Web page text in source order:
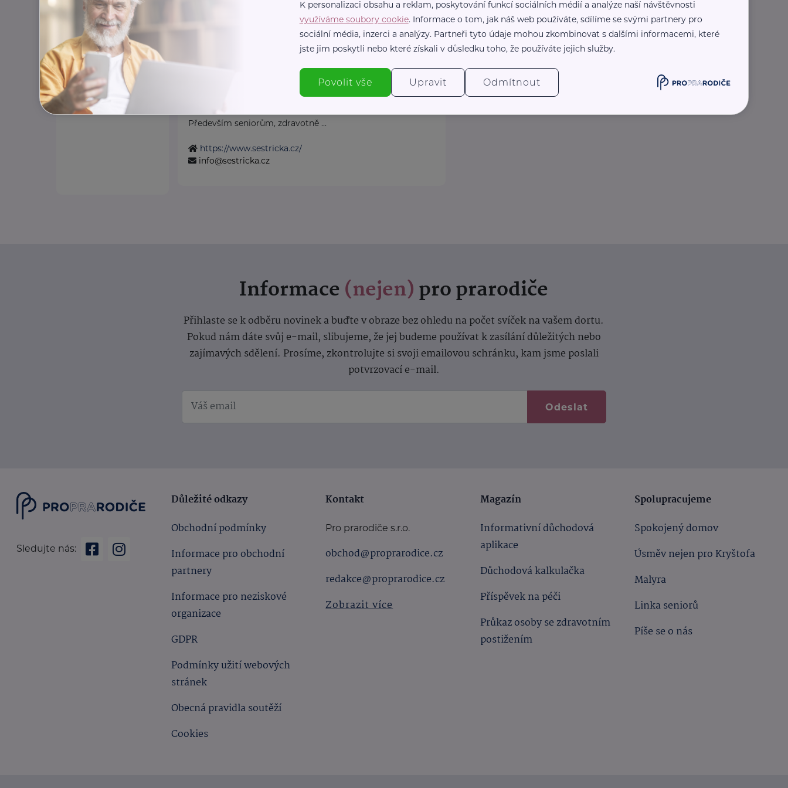
rovnováha
Odlehčovací služba
Pomáháme všude tam, kde pomáhat
Především seniorům, zdravotně ...
https://www.sestricka.cz/
info@sestricka.cz
Informace (nejen)pro prarodiče
Přihlaste se k odběru novinek a buďte v obraze bez ohledu na počet svíček na vašem dortu.
Pokud nám dáte svůj e-mail, slibujeme, že jej budeme používat k zasílání důležitých nebo
zajímavých sdělení. Prosíme, zkontrolujte si svoji emailovou schránku, kam jsme poslali
potvrzovací e-mail.
Odeslat
Sledujte nás:
Důležité odkazy
Obchodní podmínky
Informace pro obchodní
partnery
Informace pro neziskové
organizace
GDPR
Podmínky užití webových
stránek
Obecná pravidla soutěží
Cookies
Kontakt
Pro prarodiče s.r.o.
obchod@proprarodice.cz
redakce@proprarodice.cz
Zobrazit více
Magazín
Informativní důchodová
aplikace
Důchodová kalkulačka
Příspěvek na péči
Průkaz osoby se zdravotním
postižením
Spolupracujeme
Spokojený domov
Úsměv nejen pro Kryštofa
Malyra
Linka seniorů
Píše se o nás
K personalizaci obsahu a reklam, poskytování funkcí sociálních médií a analýze naší návštěvnosti
využíváme soubory cookie. Informace o tom, jak náš web používáte, sdílíme se svými partnery pro
sociální média, inzerci a analýzy. Partneři tyto údaje mohou zkombinovat s dalšími informacemi, které
jste jim poskytli nebo které získali v důsledku toho, že používáte jejich služby.
Povolit vše Upravit Odmítnout